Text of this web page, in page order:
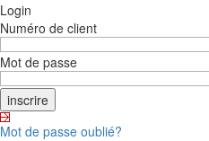
Login
Numéro de client
Mot de passe
Mot de passe oublié?